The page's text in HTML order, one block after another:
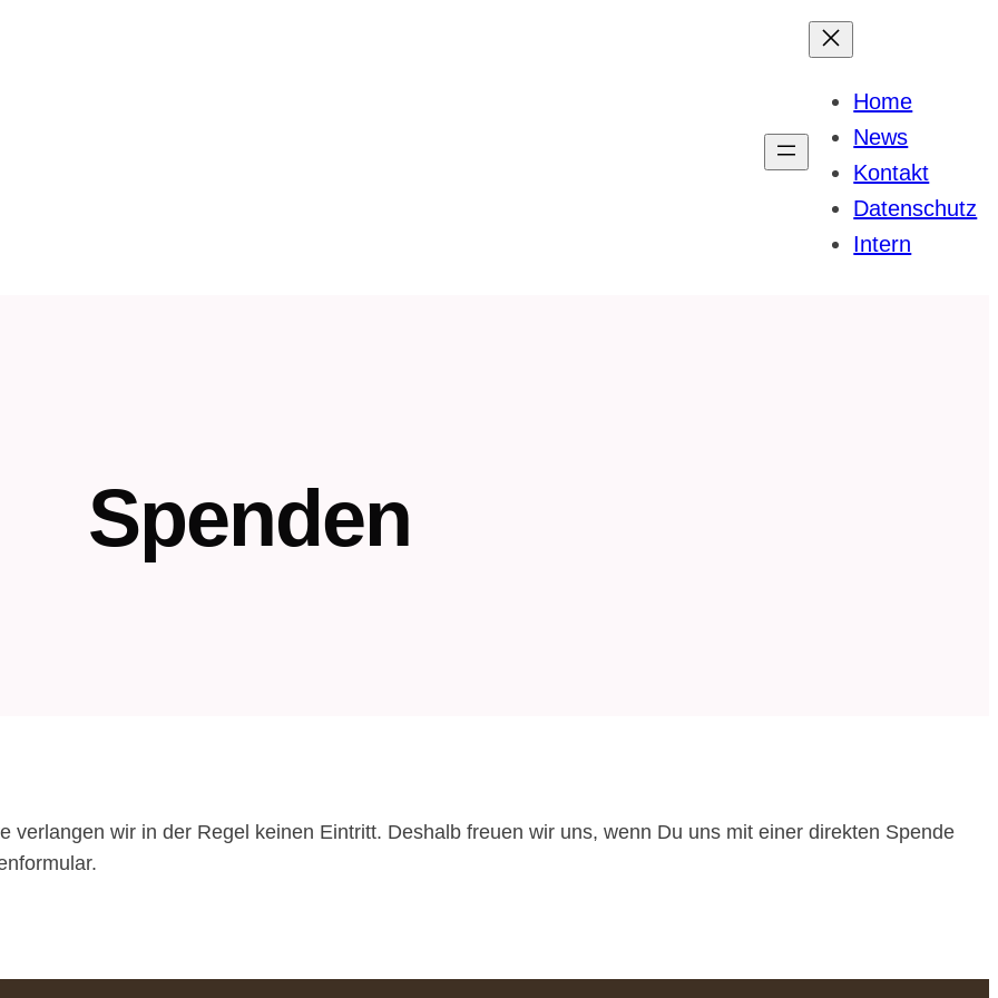
Home
News
Kontakt
Datenschutz
Intern
Spenden
verlangen wir in der Regel keinen Eintritt. Deshalb freuen wir uns, wenn Du uns mit einer direkten Spende